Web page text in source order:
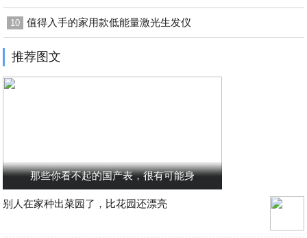
10 值得入手的家用款低能量激光生发仪
推荐图文
那些你看不起的国产表，很有可能身
别人在家种出菜园了，比花园还漂亮